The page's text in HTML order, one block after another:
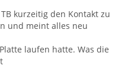
kurzeitig den Kontakt zu
und meint alles neu
laufen hatte. Was die